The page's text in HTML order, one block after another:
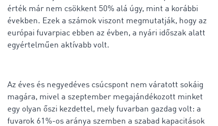
érték már nem csökkent 50% alá úgy, mint a korábbi
években. Ezek a számok viszont megmutatják, hogy az
európai fuvarpiac ebben az évben, a nyári időszak alatt
egyértelműen aktívabb volt.
Az éves és negyedéves csúcspont nem váratott sokáig
magára, mivel a szeptember megajándékozott minket
egy olyan őszi kezdettel, mely fuvarban gazdag volt: a
fuvarok 61%-os aránya szemben a szabad kapacitások